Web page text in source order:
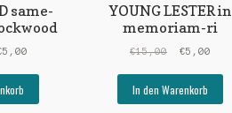
same-
5,00Aktueller
€5,00.
YOUNG LESTER in
memoriam-ri
€15,00
war:
€5,00
In den Warenkorb